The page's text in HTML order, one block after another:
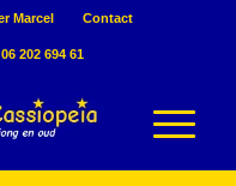
Marcel Contact
202 694 61